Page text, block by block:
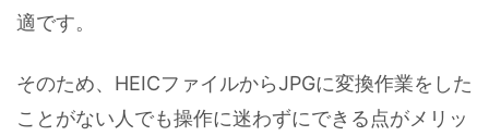
適です。
そのため、HEICファイルからJPGに変換作業をした
ことがない人でも操作に迷わずにできる点がメリッ